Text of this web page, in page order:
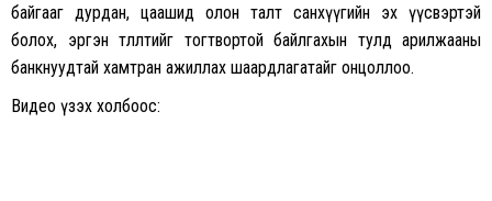
байгааг дурдан, цаашид олон талт санхүүгийн эх үүсвэртэй
болох, эргэн төлөлтийг тогтвортой байлгахын тулд арилжааны
банкнуудтай хамтран ажиллах шаардлагатайг онцоллоо.
Видео үзэх холбоос: